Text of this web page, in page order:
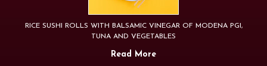
RICE SUSHI ROLLS WITH BALSAMIC VINEGAR OF MODENA PGI,
TUNA AND VEGETABLES
Read More